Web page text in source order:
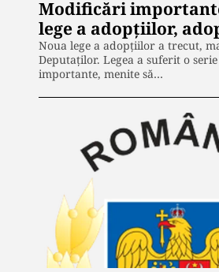
Modificări
lege a adopțiilor,
Noua lege a adopțiilor a trecut,
Deputaților. Legea a suferit o
importante, menite să…